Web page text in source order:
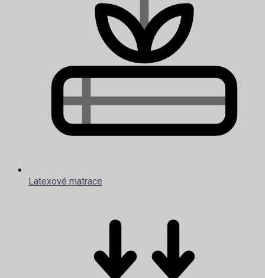
Latexové matrace